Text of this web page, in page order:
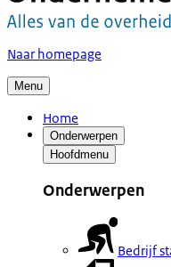
Naar homepage
Menu
Home
Onderwerpen
Hoofdmenu
Onderwerpen
Bedrijf